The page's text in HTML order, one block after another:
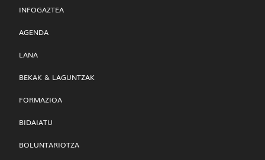
INFOGAZTEA
AGENDA
LANA
BEKAK & LAGUNTZAK
FORMAZIOA
BIDAIATU
BOLUNTARIOTZA